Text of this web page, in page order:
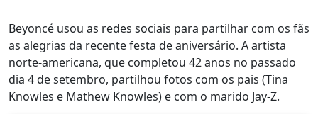
Beyoncé usou as redes sociais para partilhar com os fãs
as alegrias da recente festa de aniversário. A artista
norte-americana, que completou 42 anos no passado
dia 4 de setembro, partilhou fotos com os pais (Tina
Knowles e Mathew Knowles) e com o marido Jay-Z.